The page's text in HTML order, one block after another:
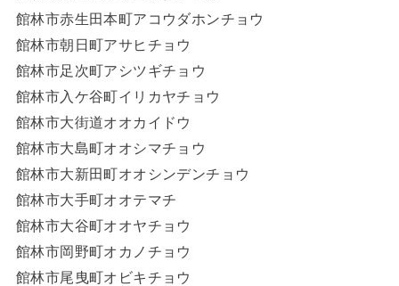
館林市赤生田本町アコウダホンチョウ
館林市朝日町アサヒチョウ
館林市足次町アシツギチョウ
館林市入ケ谷町イリカヤチョウ
館林市大街道オオカイドウ
館林市大島町オオシマチョウ
館林市大新田町オオシンデンチョウ
館林市大手町オオテマチ
館林市大谷町オオヤチョウ
館林市岡野町オカノチョウ
館林市尾曳町オビキチョウ